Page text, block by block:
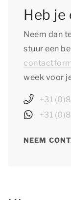
Heb je
Neem dan
stuur een
week voor
+31
+31
NEEM